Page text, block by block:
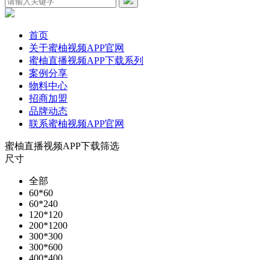
首页
关于蜜柚视频APP官网
蜜柚直播视频APP下载系列
案例分享
物料中心
招商加盟
品牌动态
联系蜜柚视频APP官网
蜜柚直播视频APP下载筛选
尺寸
全部
60*60
60*240
120*120
200*1200
300*300
300*600
400*400